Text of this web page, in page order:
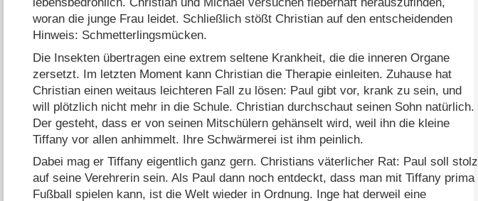
lebensbedrohlich. Christian und Michael versuchen fieberhaft herauszufinden,
woran die junge Frau leidet. Schließlich stößt Christian auf den entscheidenden
Hinweis: Schmetterlingsmücken.
Die Insekten übertragen eine extrem seltene Krankheit, die die inneren Organe
zersetzt. Im letzten Moment kann Christian die Therapie einleiten. Zuhause hat
Christian einen weitaus leichteren Fall zu lösen: Paul gibt vor, krank zu sein, und
will plötzlich nicht mehr in die Schule. Christian durchschaut seinen Sohn natürlich.
Der gesteht, dass er von seinen Mitschülern gehänselt wird, weil ihn die kleine
Tiffany vor allen anhimmelt. Ihre Schwärmerei ist ihm peinlich.
Dabei mag er Tiffany eigentlich ganz gern. Christians väterlicher Rat: Paul soll stolz
auf seine Verehrerin sein. Als Paul dann noch entdeckt, dass man mit Tiffany prima
Fußball spielen kann, ist die Welt wieder in Ordnung. Inge hat derweil eine